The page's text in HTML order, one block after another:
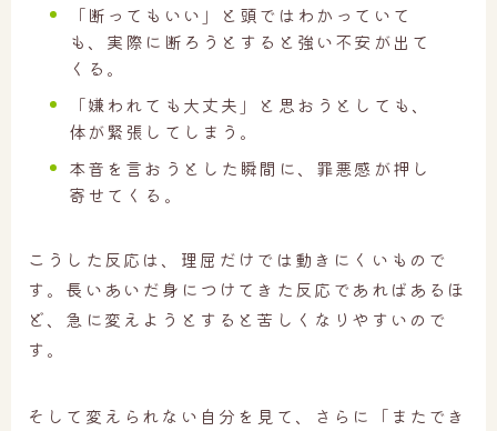
「断ってもいい」と頭ではわかっていて
も、実際に断ろうとすると強い不安が出て
くる。
「嫌われても大丈夫」と思おうとしても、
体が緊張してしまう。
本音を言おうとした瞬間に、罪悪感が押し
寄せてくる。
こうした反応は、理屈だけでは動きにくいもので
す。長いあいだ身につけてきた反応であればあるほ
ど、急に変えようとすると苦しくなりやすいので
す。
そして変えられない自分を見て、さらに「またでき